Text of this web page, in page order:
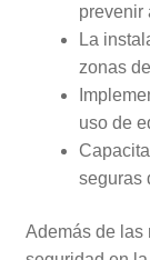
prevenir
La
zonas
uso de
seguras
Además de las